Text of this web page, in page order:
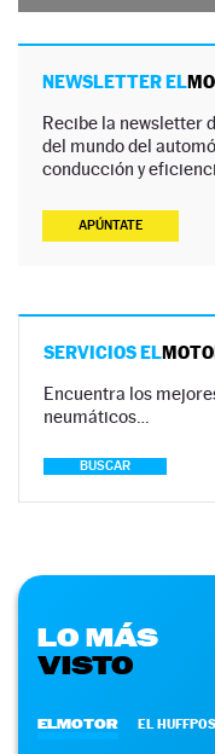
NEWSLETTER EL
Recibe la newsletter
del mundo del
conducción y
APÚNTATE
SERVICIOS EL
Encuentra los
neumáticos…
BUSCAR
LO MÁS
VISTO
ELMOTOR EL